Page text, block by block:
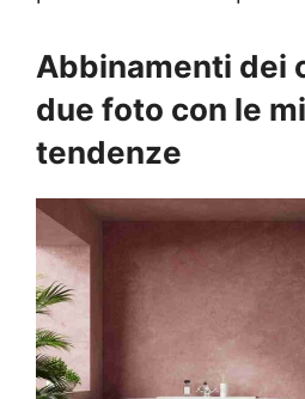
Abbinamenti dei
due foto con le
tendenze